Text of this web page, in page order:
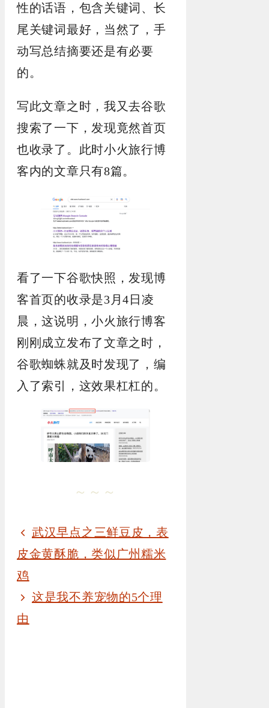
性的话语，包含关键词、长
尾关键词最好，当然了，手
动写总结摘要还是有必要
的。
写此文章之时，我又去谷歌
搜索了一下，发现竟然首页
也收录了。此时小火旅行博
客内的文章只有8篇。
看了一下谷歌快照，发现博
客首页的收录是3月4日凌
晨，这说明，小火旅行博客
刚刚成立发布了文章之时，
谷歌蜘蛛就及时发现了，编
入了索引，这效果杠杠的。
～～～
武汉早点之三鲜豆皮，表
皮金黄酥脆，类似广州糯米
鸡
这是我不养宠物的5个理
由